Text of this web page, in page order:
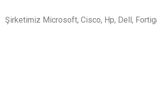
Şirketimiz Microsoft, Cisco, Hp, Dell,